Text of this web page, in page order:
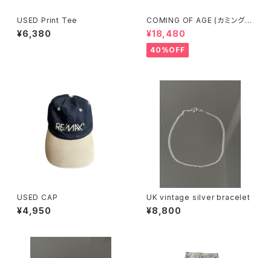
USED Print Tee
¥6,380
COMING OF AGE (カミングオ
ブエイジ) DRAWSTRING MIN
I SKIRT (GINGHAM LIME/BL
ACK）
¥18,480
40%OFF
USED CAP
¥4,950
UK vintage silver bracelet
¥8,800